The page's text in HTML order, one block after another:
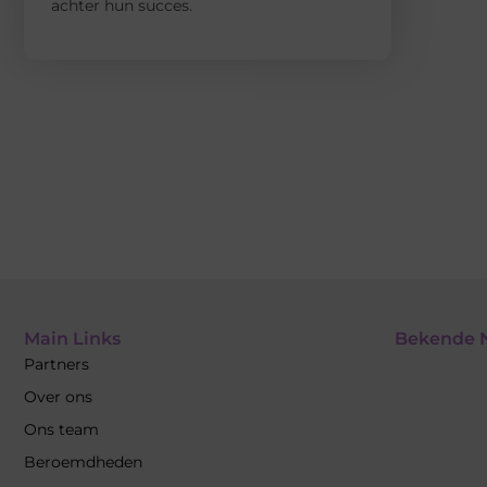
achter hun succes.
Main Links
Partners
Over ons
Ons team
Beroemdheden
Bekende